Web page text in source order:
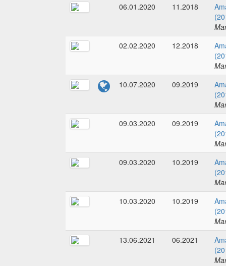
06.01.2020
11.2018
02.02.2020
12.2018
10.07.2020
09.2019
09.03.2020
09.2019
09.03.2020
10.2019
10.03.2020
10.2019
13.06.2021
06.2021